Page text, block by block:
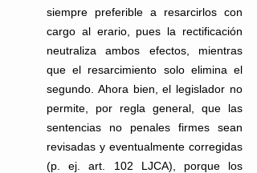
siempre preferible a resarcirlos con
cargo al erario, pues la rectificación
neutraliza ambos efectos, mientras
que el resarcimiento solo elimina el
segundo. Ahora bien, el legislador no
permite, por regla general, que las
sentencias no penales firmes sean
revisadas y eventualmente corregidas
(p. ej. art. 102 LJCA), porque los